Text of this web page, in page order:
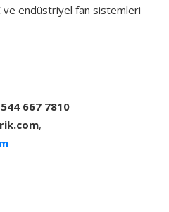
ve endüstriyel fan sistemleri
667 7810
,